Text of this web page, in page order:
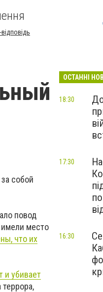
собой
повод
место
что их
и убивает
ОСТАННІ
18:30
17:30
16:30